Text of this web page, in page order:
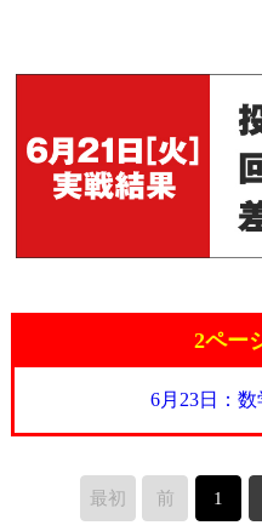
2ペー
6月23日：
最初 前 1